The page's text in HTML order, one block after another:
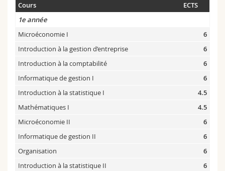
Cours
ECTS
1e année
Microéconomie I
6
Introduction à la gestion d’entreprise
6
Introduction à la comptabilité
6
Informatique de gestion I
6
Introduction à la statistique I
4.5
Mathématiques I
4.5
Microéconomie II
6
Informatique de gestion II
6
Organisation
6
Introduction à la statistique II
6